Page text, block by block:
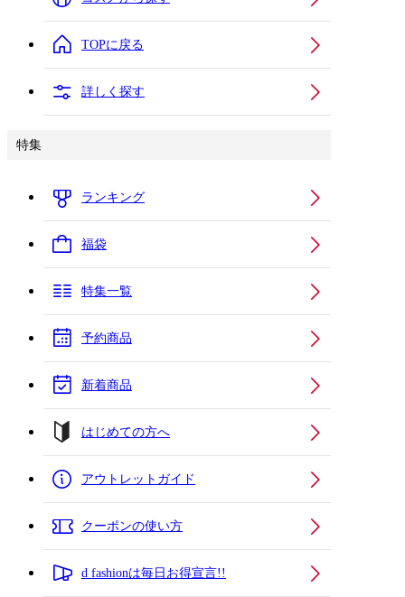
TOPに戻る
詳しく探す
特集
ランキング
福袋
特集一覧
予約商品
新着商品
はじめての方へ
アウトレットガイド
クーポンの使い方
d fashionは毎日お得宣言!!